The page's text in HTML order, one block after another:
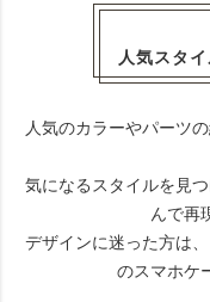
人気スタ
人気のカラーやパーツ
気になるスタイルを見
んで再
デザインに迷った方は
のスマホケ